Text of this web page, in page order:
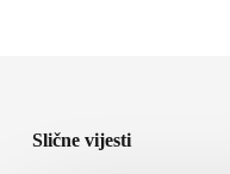
Slične vijesti